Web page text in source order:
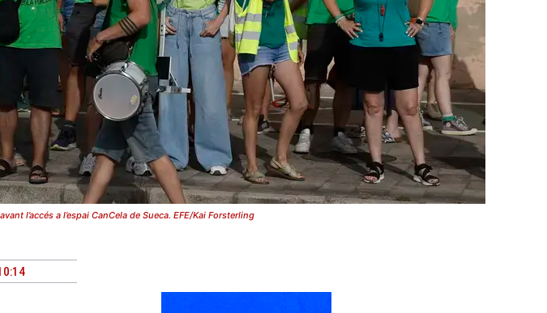
l’accés a l’espai CanCela de Sueca. EFE/Kai Forsterling